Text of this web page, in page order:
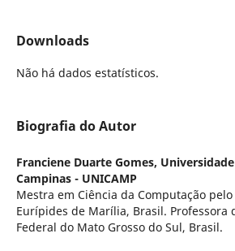
Downloads
Não há dados estatísticos.
Biografia do Autor
Franciene Duarte Gomes,
Campinas - UNICAMP
Mestra em Ciência da Computação
Eurípides de Marília, Brasil. Professora
Federal do Mato Grosso do Sul, Brasil.